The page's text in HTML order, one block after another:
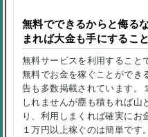
無料でできるからと侮る
まれば大金も手にするこ
無料サービスを利用すること
無料でお金を稼ぐことができ
告も多数掲載されています。
しれませんが塵も積もれば山
り、利用しまくれば確実にお
１万円以上稼ぐのは簡単です